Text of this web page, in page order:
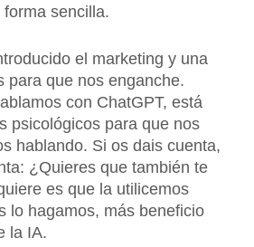
sencilla.
el marketing y una
para que nos enganche.
con ChatGPT, está
psicológicos para que nos
hablando. Si os dais cuenta,
¿Quieres que también te
es que la utilicemos
lo hagamos, más beneficio
la IA.